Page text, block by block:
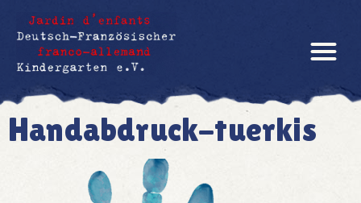
Handabdruck-tuerkis